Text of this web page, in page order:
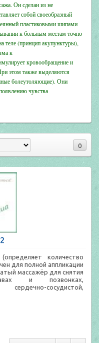
Он сделан из не
собой своеобразный
пластиковыми шипами
к больным местам точно
теле (принцип акупунктуры),
к
кровообращение и
этом также выделяются
болеутоляющие). Они
чувства
0
количество
для полной аппликации
массажёр для снятия
и позвонках,
сосудистой,